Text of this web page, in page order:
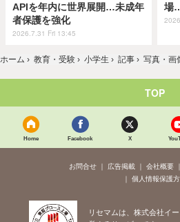
APIを年内に世界展開…未成年
者保護を強化
2026.7.31 Fri 13:45
場
ホーム › 教育・受験 › 小学生 › 記事 › 写真・画
TOP
Home Facebook X
お問合せ 広告掲載 会社概要
個人情報保護
リセマムは、株式会社イ